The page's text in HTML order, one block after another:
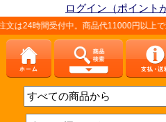
ログイン（ポイント
24時間受付中。商品代11000円以上で